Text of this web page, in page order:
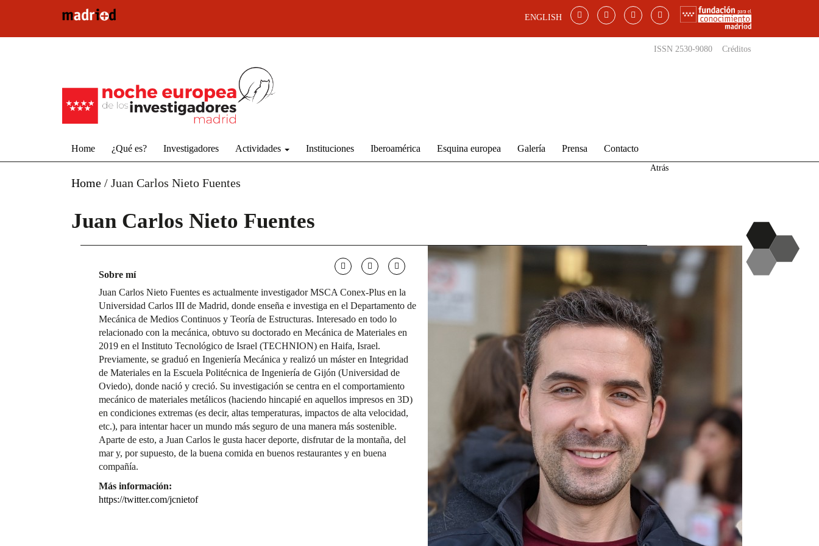
ENGLISH
ISSN 2530-9080 Créditos
Home ¿Qué es? Investigadores Actividades Instituciones Iberoamérica Esquina europea Galería Prensa Contacto
Home / Juan Carlos Nieto Fuentes
Atrás
Juan Carlos Nieto Fuentes
Sobre mí
Juan Carlos Nieto Fuentes es actualmente investigador MSCA Conex-Plus en la
Universidad Carlos III de Madrid, donde enseña e investiga en el Departamento de
Mecánica de Medios Continuos y Teoría de Estructuras. Interesado en todo lo
relacionado con la mecánica, obtuvo su doctorado en Mecánica de Materiales en
2019 en el Instituto Tecnológico de Israel (TECHNION) en Haifa, Israel.
Previamente, se graduó en Ingeniería Mecánica y realizó un máster en Integridad
de Materiales en la Escuela Politécnica de Ingeniería de Gijón (Universidad de
Oviedo), donde nació y creció. Su investigación se centra en el comportamiento
mecánico de materiales metálicos (haciendo hincapié en aquellos impresos en 3D)
en condiciones extremas (es decir, altas temperaturas, impactos de alta velocidad,
etc.), para intentar hacer un mundo más seguro de una manera más sostenible.
Aparte de esto, a Juan Carlos le gusta hacer deporte, disfrutar de la montaña, del
mar y, por supuesto, de la buena comida en buenos restaurantes y en buena
compañía.
Más información:
https://twitter.com/jcnietof